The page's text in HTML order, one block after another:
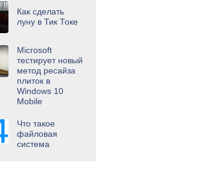
Как сделать
луну в Тик Токе
Microsoft
тестирует новый
метод ресайза
плиток в
Windows 10
Mobile
Что такое
файловая
система